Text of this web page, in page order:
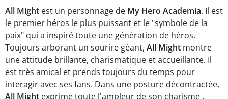
Bandaï
Spirits
All Might est un personnage de My Hero Academia. Il est
le premier héros le plus puissant et le "symbole de la
paix" qui a inspiré toute une génération de héros.
Toujours arborant un sourire géant, All Might montre
une attitude brillante, charismatique et accueillante. Il
est très amical et prends toujours du temps pour
interagir avec ses fans. Dans une posture décontractée,
All Might exprime toute l'ampleur de son charisme .